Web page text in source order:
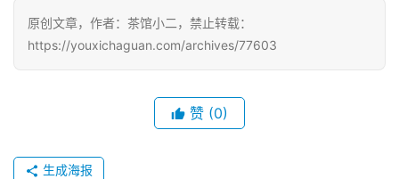
原创文章，作者：茶馆小二，禁止转载：
https://youxichaguan.com/archives/77603
赞 (0)
生成海报